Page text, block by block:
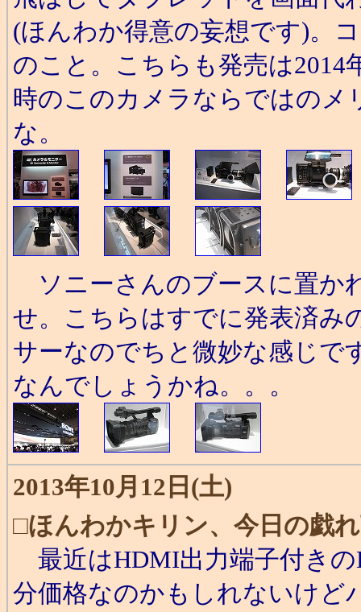
(ほんわか得意の妄想です)。
のこと。こちらも発売は
時のこのカメラならではのメ
な。
ソニーさんのブースに置か
せ。こちらはすでに発表済み
サーなのでちと微妙な感じで
なんでしょうかね。。。
2013年10月12日(土)
□ほんわかキリン、今日の戯
最近はHDMI出力端子付き
分価格なのかもしれないけど